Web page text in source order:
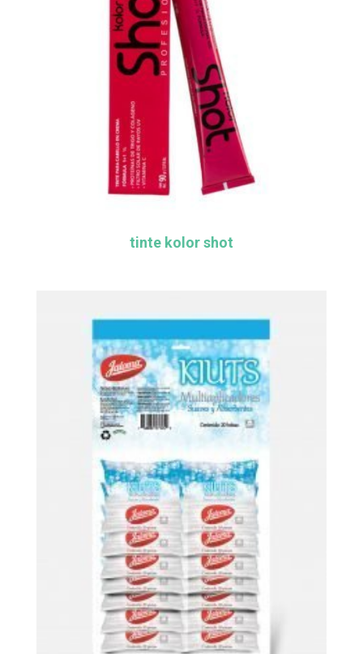
tinte kolor shot